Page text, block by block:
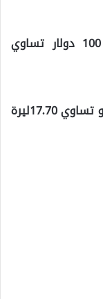
100 دولار كم ليرة تركية تساوي الـ 100 دولار تساوي
100 يورو كم ليرة تركية تساوي / 100 يورو تساوي 17.70ليرة